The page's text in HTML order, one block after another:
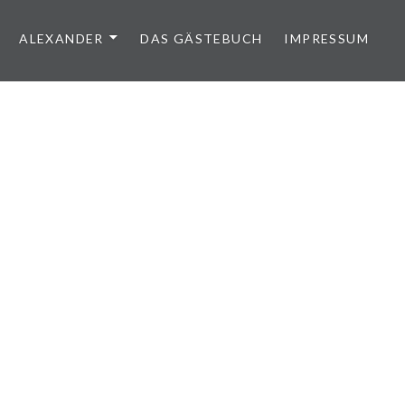
ALEXANDER DAS GÄSTEBUCH IMPRESSUM